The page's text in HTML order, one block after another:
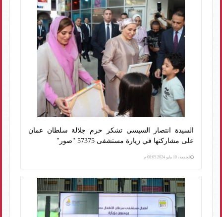
السيدة انتصار السيسى تشكر حرم جلالة سلطان عمان
على مشاركتها في زيارة مستشفى 57375 "صور"
الجمعة، 10 مايو 2024 08:05 م